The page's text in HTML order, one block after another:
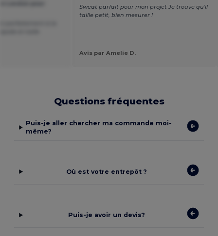
Sweat parfait pour mon projet Je trouve qu'il
taille petit, bien mesurer !
Avis par Amelie D.
Questions fréquentes
Puis-je aller chercher ma commande moi-
même?
Où est votre entrepôt ?
Puis-je avoir un devis?